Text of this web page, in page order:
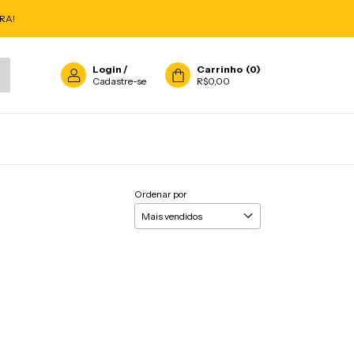
Login /
Cadastre-se
Carrinho (0)
R$0,00
Ordenar por